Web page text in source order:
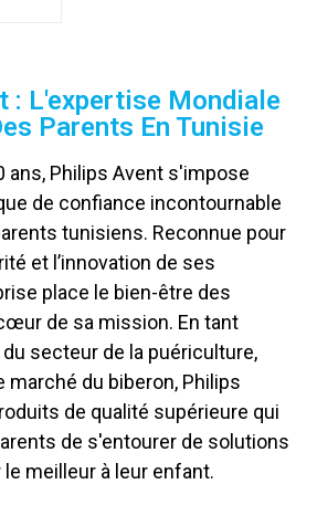
: L'expertise Mondiale
Parents En Tunisie
ans, Philips Avent s'impose
de confiance incontournable
tunisiens. Reconnue pour
et l’innovation de ses
place le bien-être des
de sa mission. En tant
secteur de la puériculture,
marché du biberon, Philips
de qualité supérieure qui
de s'entourer de solutions
meilleur à leur enfant.